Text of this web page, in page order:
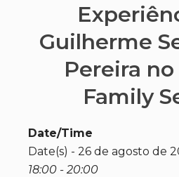
Guilherme
Pereira
Family
Date/Time
Date(s) - 26 de agosto de
18:00 - 20:00